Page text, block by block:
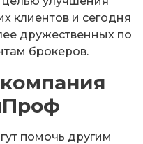
клиентов и сегодня
дружественных по
брокеров.
помочь другим